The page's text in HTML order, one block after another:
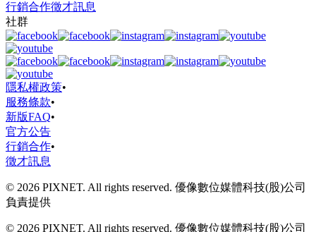
行銷合作徵才訊息
社群
隱私權政策•
服務條款•
新版FAQ•
官方公告
行銷合作•
徵才訊息
© 2026 PIXNET. All rights reserved. 優像數位媒體科技(股)公司
負責提供
© 2026 PIXNET. All rights reserved. 優像數位媒體科技(股)公司